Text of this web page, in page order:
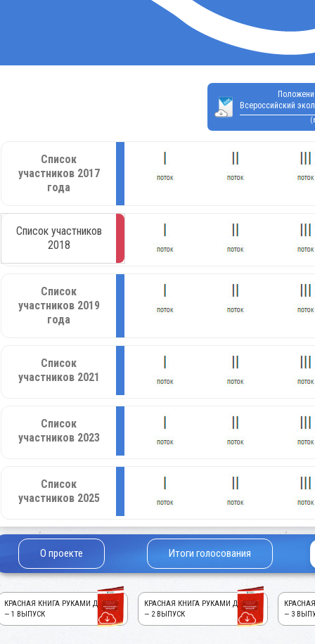
Всероссийский
Список
участников 2017
года
Список участников
2018
Список
участников 2019
года
Список
участников 2021
Список
участников 2023
Список
участников 2025
О проекте Итоги голосования
КРАСНАЯ КНИГА РУКАМИ ДЕТЕЙ!
— 1 ВЫПУСК
КРАСНАЯ КНИГА РУКАМИ ДЕТЕЙ!
— 2 ВЫПУСК
— 3